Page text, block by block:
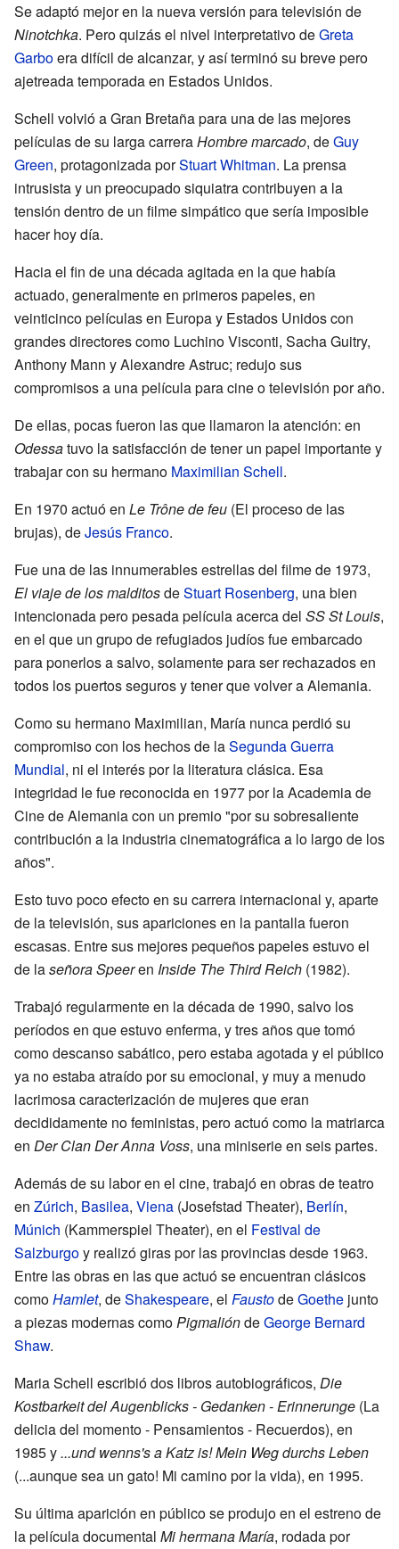
Se adaptó mejor en la nueva versión para televisión de
Ninotchka. Pero quizás el nivel interpretativo deGreta
Garboera difícil de alcanzar, y así terminó su breve pero
ajetreada temporada en Estados Unidos.
Schell volvió a Gran Bretaña para una de las mejores
películas de su larga carreraHombre marcado, deGuy
Green, protagonizada porStuart Whitman. La prensa
intrusista y un preocupado siquiatra contribuyen a la
tensión dentro de un filme simpático que sería imposible
hacer hoy día.
Hacia el fin de una década agitada en la que había
actuado, generalmente en primeros papeles, en
veinticinco películas en Europa y Estados Unidos con
grandes directores como Luchino Visconti, Sacha Guitry,
Anthony Mann y Alexandre Astruc; redujo sus
compromisos a una película para cine o televisión por año.
De ellas, pocas fueron las que llamaron la atención: en
Odessatuvo la satisfacción de tener un papel importante y
trabajar con su hermano Maximilian Schell.
En 1970 actuó en Le Trône de feu (El proceso de las
brujas), deJesús Franco.
Fue una de las innumerables estrellas del filme de 1973,
El viaje de los malditosdeStuart Rosenberg, una bien
intencionada pero pesada película acerca del SS St Louis,
en el que un grupo de refugiados judíos fue embarcado
para ponerlos a salvo, solamente para ser rechazados en
todos los puertos seguros y tener que volver a Alemania.
Como su hermano Maximilian, María nunca perdió su
compromiso con los hechos de laSegunda Guerra
Mundial, ni el interés por la literatura clásica. Esa
integridad le fue reconocida en 1977 por la Academia de
Cine de Alemania con un premio "por su sobresaliente
contribución a la industria cinematográfica a lo largo de los
años".
Esto tuvo poco efecto en su carrera internacional y, aparte
de la televisión, sus apariciones en la pantalla fueron
escasas. Entre sus mejores pequeños papeles estuvo el
de laseñora Speeren Inside The Third Reich (1982).
Trabajó regularmente en la década de 1990, salvo los
períodos en que estuvo enferma, y tres años que tomó
como descanso sabático, pero estaba agotada y el público
ya no estaba atraído por su emocional, y muy a menudo
lacrimosa caracterización de mujeres que eran
decididamente no feministas, pero actuó como la matriarca
en Der Clan Der Anna Voss, una miniserie en seis partes.
Además de su labor en el cine, trabajó en obras de teatro
en Zúrich, Basilea, Viena (Josefstad Theater), Berlín,
Múnich (Kammerspiel Theater), en el Festival de
Salzburgoy realizó giras por las provincias desde 1963.
Entre las obras en las que actuó se encuentran clásicos
comoHamlet, deShakespeare, el FaustodeGoethe junto
a piezas modernas comoPigmalióndeGeorge Bernard
Shaw.
Maria Schell escribió dos libros autobiográficos, Die
Kostbarkeit del Augenblicks - Gedanken - Erinnerunge (La
delicia del momento - Pensamientos - Recuerdos), en
1985 y...und wenns's a Katz is! Mein Weg durchs Leben
(...aunque sea un gato! Mi camino por la vida), en 1995.
Su última aparición en público se produjo en el estreno de
la película documental Mi hermana María, rodada por